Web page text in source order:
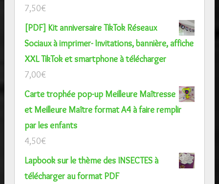
7,50€
[PDF] Kit anniversaire TikTok Réseaux
Sociaux à imprimer- Invitations, bannière, affiche
XXL TikTok et smartphone à télécharger
7,00€
Carte trophée pop-up Meilleure Maîtresse
et Meilleure Maître format A4 à faire remplir
par les enfants
4,50€
Lapbook sur le thème des INSECTES à
télécharger au format PDF